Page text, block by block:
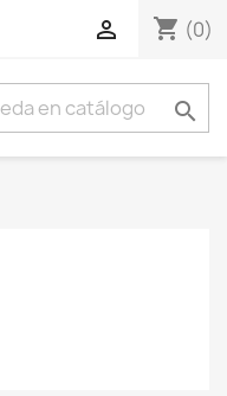
shopping_cart (0)

